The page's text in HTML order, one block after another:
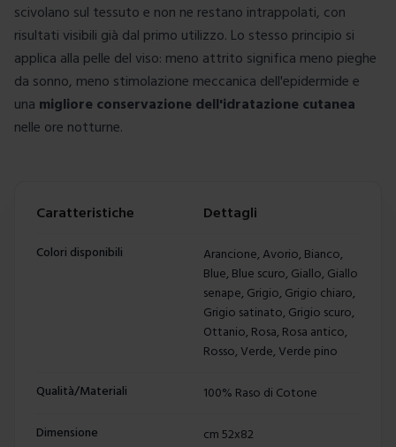
scivolano sul tessuto e non ne restano intrappolati, con
risultati visibili già dal primo utilizzo. Lo stesso principio si
applica alla pelle del viso: meno attrito significa meno pieghe
da sonno, meno stimolazione meccanica dell'epidermide e
una migliore conservazione dell'idratazione cutanea
nelle ore notturne.
Caratteristiche Dettagli
Colori disponibili
Arancione, Avorio, Bianco,
Blue, Blue scuro, Giallo, Giallo
senape, Grigio, Grigio chiaro,
Grigio satinato, Grigio scuro,
Ottanio, Rosa, Rosa antico,
Rosso, Verde, Verde pino
Qualità/Materiali 100% Raso di Cotone
Dimensione cm 52x82